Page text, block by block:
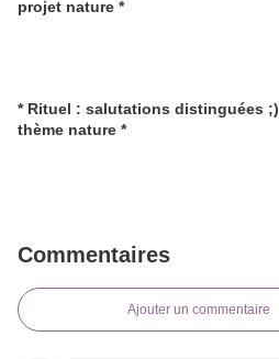
projet nature *
* Rituel : salutations distinguées ;)
thème nature *
Commentaires
Ajouter un commentaire